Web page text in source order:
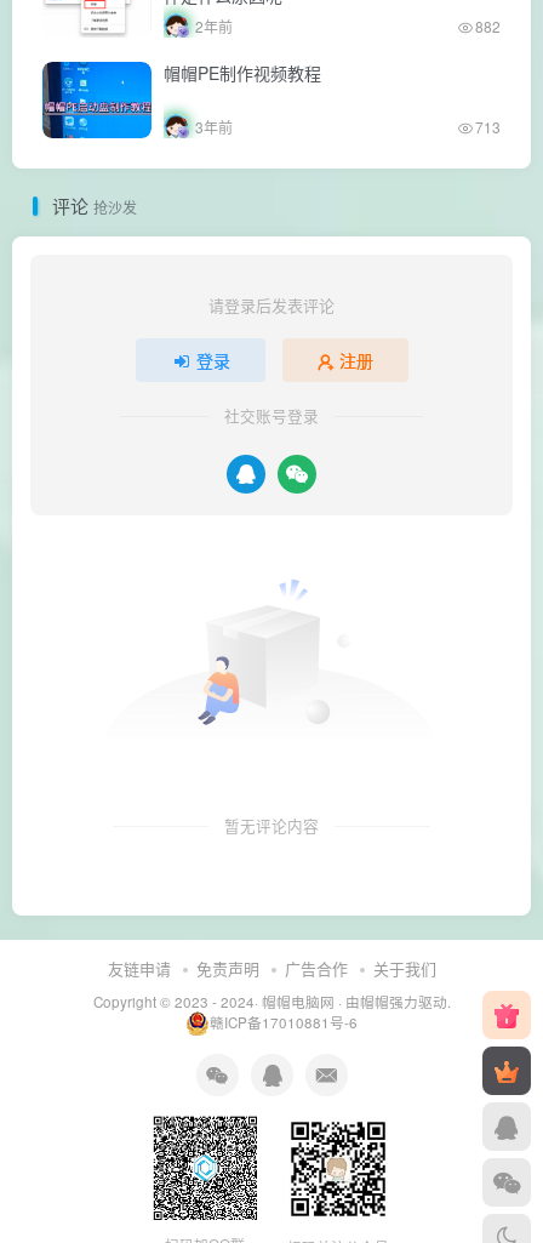
2年前 882
帽帽PE制作视频教程
3年前 713
评论 抢沙发
请登录后发表评论
登录 注册
社交账号登录
暂无评论内容
友链申请 免责声明 广告合作 关于我们
Copyright © 2023 - 2024· 帽帽电脑网 · 由帽帽强力驱动.
赣ICP备17010881号-6